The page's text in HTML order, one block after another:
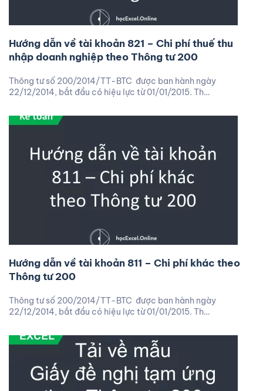
Hướng dẫn về tài khoản 821 – Chi phí thuế thu
nhập doanh nghiệp theo Thông tư 200
Thông tư số 200/2014/TT-BTC được ban hành ngày
22/12/2014, bắt đầu có hiệu lực từ 01/01/2015. Th…
Hướng dẫn về tài khoản 811 – Chi phí khác theo
Thông tư 200
Thông tư số 200/2014/TT-BTC được ban hành ngày
22/12/2014, bắt đầu có hiệu lực từ 01/01/2015. Th…